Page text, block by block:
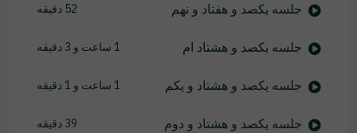
جلسه یکصد و هفتاد و نهم 52 دقیقه
جلسه یکصد و هشتاد ام 1 ساعت و 3 دقیقه
جلسه یکصد و هشتاد و یکم 1 ساعت و 1 دقیقه
جلسه یکصد و هشتاد و دوم 39 دقیقه